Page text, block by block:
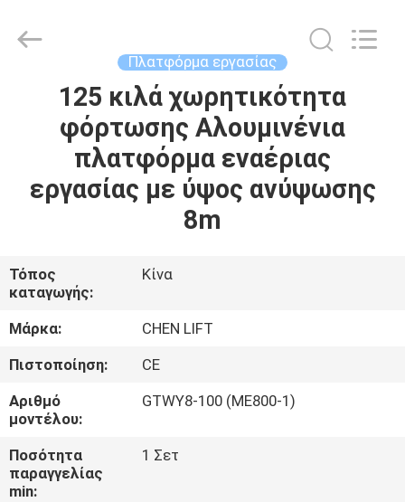
ΣΠΊΤΙ
ΠΡΟΪΌΝΤΑ
ΣΧΕΤΙΚΆ
ΕΜΆΣ
ΕΠΙΣΚΈΨΕΙΣ
ΣΤΟ
ΕΡΓΟΣΤΆΣΙΟ
ΈΛΕΓΧΟΣ
ΠΟΙΌΤΗΤΑΣ
Πλατφόρμα εργασίας
125 κιλά χωρητικότητα
φόρτωσης Αλουμινένια
πλατφόρμα εναέριας
εργασίας με ύψος ανύψωσης
8m
Τόπος
καταγωγής:
Κίνα
Μάρκα:
CHEN LIFT
Πιστοποίηση:
CE
Αριθμό
μοντέλου:
GTWY8-100 (ME800-1)
Ποσότητα
παραγγελίας
min:
1 Σετ